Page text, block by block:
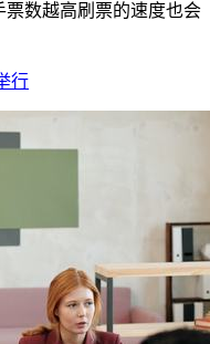
数越高刷票的速度也会
行